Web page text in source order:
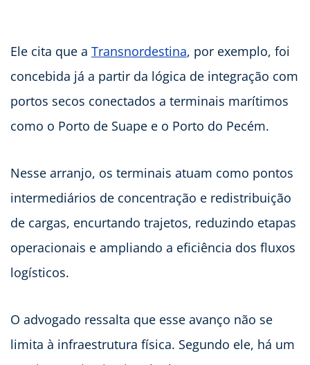
Ele cita que a Transnordestina, por exemplo, foi
concebida já a partir da lógica de integração com
portos secos conectados a terminais marítimos
como o Porto de Suape e o Porto do Pecém.
Nesse arranjo, os terminais atuam como pontos
intermediários de concentração e redistribuição
de cargas, encurtando trajetos, reduzindo etapas
operacionais e ampliando a eficiência dos fluxos
logísticos.
O advogado ressalta que esse avanço não se
limita à infraestrutura física. Segundo ele, há um